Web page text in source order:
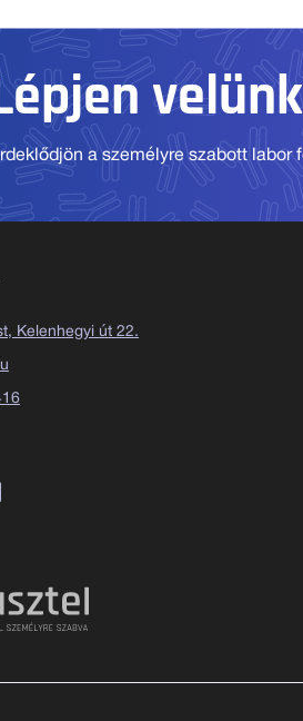
a személyre szabott
Kelenhegyi út 22.